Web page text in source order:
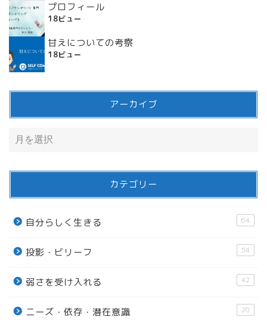
プロフィール
18ビュー
甘えについての考察
18ビュー
アーカイブ
カテゴリー
自分らしく生きる 64
投影・ビリーフ 54
弱さを受け入れる 42
ニーズ・依存・潜在意識 20